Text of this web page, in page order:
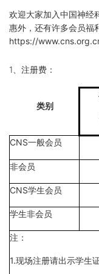
欢迎大家加入中国神经
惠外，还有许多会员福
https://
1、注册费：
类别
CNS一般会员
非会员
CNS学生会员
学生非会员
注：
1.现场注册请出示学生